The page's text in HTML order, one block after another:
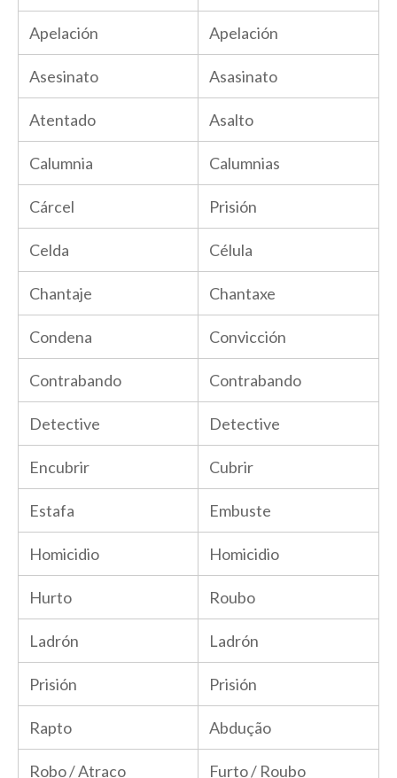
Apelación Apelación
Asesinato Asasinato
Atentado Asalto
Calumnia Calumnias
Cárcel Prisión
Celda Célula
Chantaje Chantaxe
Condena Convicción
Contrabando Contrabando
Detective Detective
Encubrir Cubrir
Estafa Embuste
Homicidio Homicidio
Hurto Roubo
Ladrón Ladrón
Prisión Prisión
Rapto Abdução
Robo / Atraco Furto / Roubo